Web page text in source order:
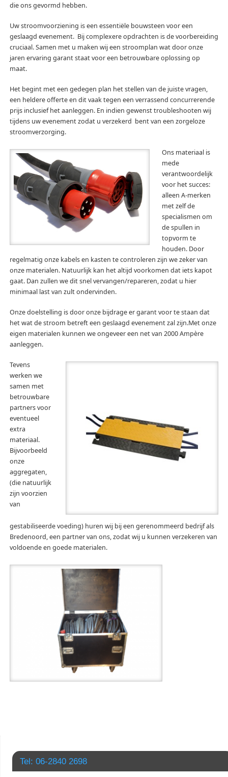
die ons gevormd hebben.
Uw stroomvoorziening is een essentiële bouwsteen voor een
geslaagd evenement. Bij complexere opdrachten is de voorbereiding
cruciaal. Samen met u maken wij een stroomplan wat door onze
jaren ervaring garant staat voor een betrouwbare oplossing op
maat.
Het begint met een gedegen plan het stellen van de juiste vragen,
een heldere offerte en dit vaak tegen een verrassend concurrerende
prijs inclusief het aanleggen. En indien gewenst troubleshooten wij
tijdens uw evenement zodat u verzekerd bent van een zorgeloze
stroomverzorging.
Ons materiaal is
mede
verantwoordelijk
voor het succes:
alleen A-merken
met zelf de
specialismen om
de spullen in
topvorm te
houden. Door
regelmatig onze kabels en kasten te controleren zijn we zeker van
onze materialen. Natuurlijk kan het altijd voorkomen dat iets kapot
gaat. Dan zullen we dit snel vervangen/repareren, zodat u hier
minimaal last van zult ondervinden.
Onze doelstelling is door onze bijdrage er garant voor te staan dat
het wat de stroom betreft een geslaagd evenement zal zijn.Met onze
eigen materialen kunnen we ongeveer een net van 2000 Ampère
aanleggen.
Tevens
werken we
samen met
betrouwbare
partners voor
eventueel
extra
materiaal.
Bijvoorbeeld
onze
aggregaten,
(die natuurlijk
zijn voorzien
van
gestabiliseerde voeding) huren wij bij een gerenommeerd bedrijf als
Bredenoord, een partner van ons, zodat wij u kunnen verzekeren van
voldoende en goede materialen.
Tel: 06-2840 2698